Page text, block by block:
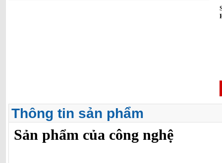
Thông tin sản phẩm
Sản phẩm của công nghệ